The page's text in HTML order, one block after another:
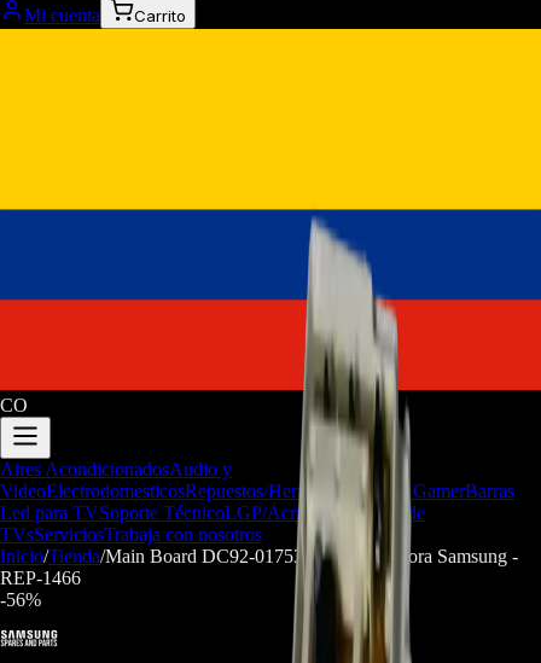
Mi cuenta Carrito
CO
Aires AcondicionadosAudio y
VideoElectrodomesticosRepuestos/Herramientas Seríe GamerBarras
Led para TVSoporte TécnicoLGP/Acrilico
Firmware de
TVsServiciosTrabaja con nosotros
Inicio/Tienda/Main Board DC92-01753B Para Lavadora Samsung -
REP-1466
-56%